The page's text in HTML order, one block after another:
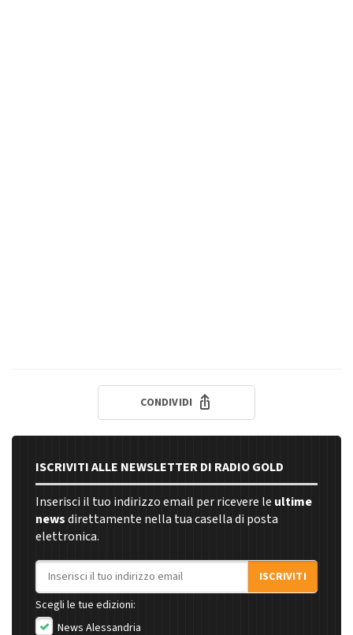
CONDIVIDI
ISCRIVITI ALLE NEWSLETTER DI RADIO GOLD
Inserisci il tuo indirizzo email per ricevere le ultime
newsdirettamente nella tua casella di posta
elettronica.
Indirizzo email
ISCRIVITI
Scegli le tue edizioni:
News Alessandria